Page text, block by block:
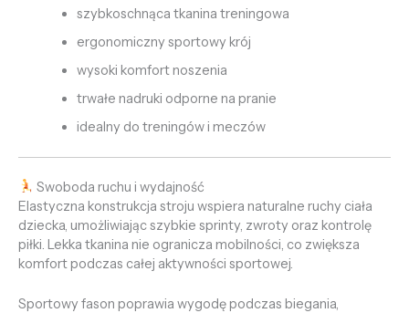
szybkoschnąca tkanina treningowa
ergonomiczny sportowy krój
wysoki komfort noszenia
trwałe nadruki odporne na pranie
idealny do treningów i meczów
Swoboda ruchu i wydajność
Elastyczna konstrukcja stroju wspiera naturalne ruchy ciała
dziecka, umożliwiając szybkie sprinty, zwroty oraz kontrolę
piłki. Lekka tkanina nie ogranicza mobilności, co zwiększa
komfort podczas całej aktywności sportowej.
Sportowy fason poprawia wygodę podczas biegania,